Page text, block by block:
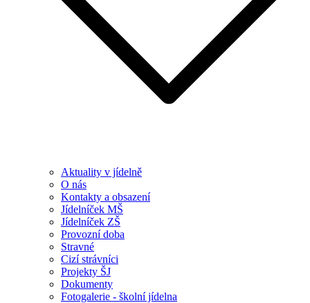
Aktuality v jídelně
O nás
Kontakty a obsazení
Jídelníček MŠ
Jídelníček ZŠ
Provozní doba
Stravné
Cizí strávníci
Projekty ŠJ
Dokumenty
Fotogalerie - školní jídelna